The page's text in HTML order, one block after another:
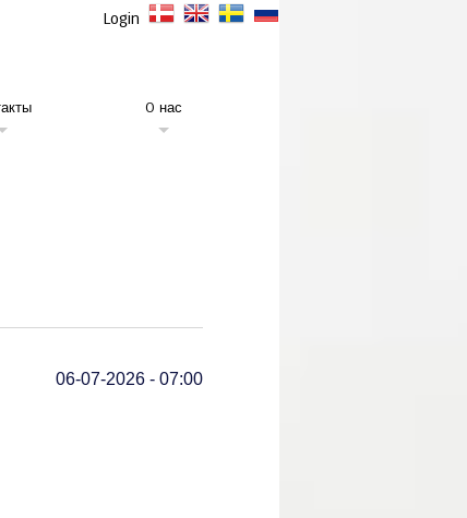
Login
O нас
06-07-2026 - 07:00